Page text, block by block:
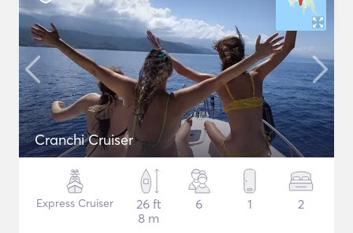
Cranchi Cruiser
Express Cruiser
26 ft
8 m
6 1 2